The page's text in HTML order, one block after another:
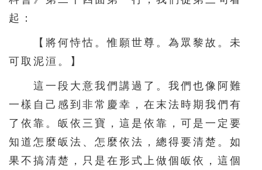
起：
【將何恃怙。惟願世尊。為眾黎故。未
可取泥洹。】
這一段大意我們講過了。我們也像阿難
一樣自己感到非常慶幸，在末法時期我們有
了依靠。皈依三寶，這是依靠，可是一定要
知道怎麼皈法、怎麼依法，總得要清楚。如
果不搞清楚，只是在形式上做個皈依，這個